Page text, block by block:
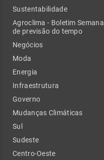
Sustentabilidade
Agroclima - Boletim Semanal
de previsão do tempo
Negócios
Moda
Energia
Infraestrutura
Governo
Mudanças Climáticas
Sul
Sudeste
Centro-Oeste